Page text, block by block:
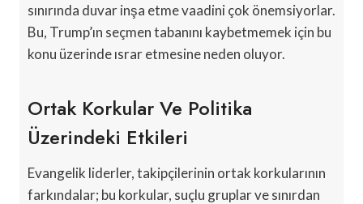
sınırında duvar inşa etme vaadini çok önemsiyorlar.
Bu, Trump’ın seçmen tabanını kaybetmemek için bu
konu üzerinde ısrar etmesine neden oluyor.
Ortak Korkular Ve Politika
Üzerindeki Etkileri
Evangelik liderler, takipçilerinin ortak korkularının
farkındalar; bu korkular, suçlu gruplar ve sınırdan